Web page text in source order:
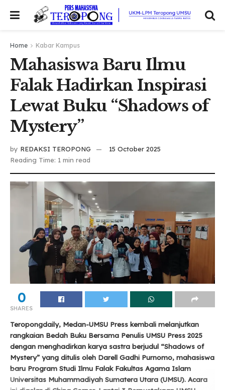
Home Kabar Kampus
Mahasiswa Baru Ilmu
Falak Hadirkan Inspirasi
Lewat Buku “Shadows of
Mystery”
by REDAKSI TEROPONG
15 October 2025
Reading Time: 1 min read
0
SHARES
Teropongdaily, Medan-UMSU Press kembali melanjutkan
rangkaian Bedah Buku Bersama Penulis UMSU Press 2025
dengan menghadirkan karya sastra berjudul “Shadows of
Mystery” yang ditulis oleh Darell Gadhi Purnomo, mahasiswa
baru Program Studi Ilmu Falak Fakultas Agama Islam
Universitas Muhammadiyah Sumatera Utara (UMSU). Acara